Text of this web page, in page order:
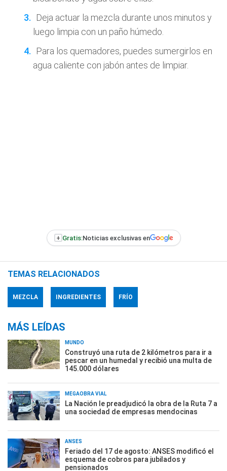
Deja actuar la mezcla durante unos minutos y
luego limpia con un paño húmedo.
Para los quemadores, puedes sumergirlos en
agua caliente con jabón antes de limpiar.
+ Gratis:Noticias exclusivas en
TEMAS RELACIONADOS
MEZCLA INGREDIENTES FRÍO
MÁS LEÍDAS
MUNDO
Construyó una ruta de 2 kilómetros para ir a
pescar en un humedal y recibió una multa de
145.000 dólares
MEGAOBRA VIAL
La Nación le preadjudicó la obra de la Ruta 7 a
una sociedad de empresas mendocinas
ANSES
Feriado del 17 de agosto: ANSES modificó el
esquema de cobros para jubilados y
pensionados